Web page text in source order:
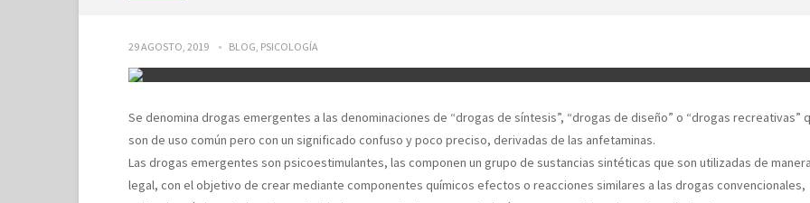
29 AGOSTO, 2019 BLOG, PSICOLOGÍA
Se denomina drogas emergentes a las denominaciones de “drogas de síntesis”, “drogas de diseño” o “drogas recreativas”
son de uso común pero con un significado confuso y poco preciso, derivadas de las anfetaminas.
Las drogas emergentes son psicoestimulantes, las componen un grupo de sustancias sintéticas que son utilizadas de manera
legal, con el objetivo de crear mediante componentes químicos efectos o reacciones similares a las drogas convencionales,